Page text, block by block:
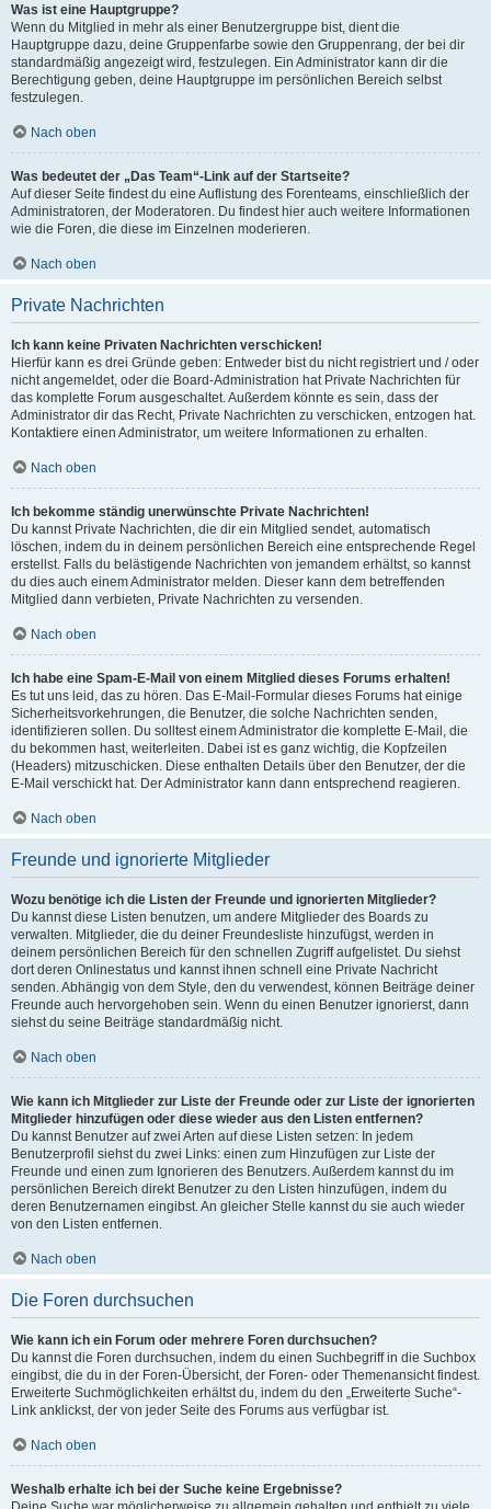
Was ist eine Hauptgruppe?
Wenn du Mitglied in mehr als einer Benutzergruppe bist, dient die
Hauptgruppe dazu, deine Gruppenfarbe sowie den Gruppenrang, der bei dir
standardmäßig angezeigt wird, festzulegen. Ein Administrator kann dir die
Berechtigung geben, deine Hauptgruppe im persönlichen Bereich selbst
festzulegen.
Nach oben
Was bedeutet der „Das Team“-Link auf der Startseite?
Auf dieser Seite findest du eine Auflistung des Forenteams, einschließlich der
Administratoren, der Moderatoren. Du findest hier auch weitere Informationen
wie die Foren, die diese im Einzelnen moderieren.
Nach oben
Private Nachrichten
Ich kann keine Privaten Nachrichten verschicken!
Hierfür kann es drei Gründe geben: Entweder bist du nicht registriert und / oder
nicht angemeldet, oder die Board-Administration hat Private Nachrichten für
das komplette Forum ausgeschaltet. Außerdem könnte es sein, dass der
Administrator dir das Recht, Private Nachrichten zu verschicken, entzogen hat.
Kontaktiere einen Administrator, um weitere Informationen zu erhalten.
Nach oben
Ich bekomme ständig unerwünschte Private Nachrichten!
Du kannst Private Nachrichten, die dir ein Mitglied sendet, automatisch
löschen, indem du in deinem persönlichen Bereich eine entsprechende Regel
erstellst. Falls du belästigende Nachrichten von jemandem erhältst, so kannst
du dies auch einem Administrator melden. Dieser kann dem betreffenden
Mitglied dann verbieten, Private Nachrichten zu versenden.
Nach oben
Ich habe eine Spam-E-Mail von einem Mitglied dieses Forums erhalten!
Es tut uns leid, das zu hören. Das E-Mail-Formular dieses Forums hat einige
Sicherheitsvorkehrungen, die Benutzer, die solche Nachrichten senden,
identifizieren sollen. Du solltest einem Administrator die komplette E-Mail, die
du bekommen hast, weiterleiten. Dabei ist es ganz wichtig, die Kopfzeilen
(Headers) mitzuschicken. Diese enthalten Details über den Benutzer, der die
E-Mail verschickt hat. Der Administrator kann dann entsprechend reagieren.
Nach oben
Freunde und ignorierte Mitglieder
Wozu benötige ich die Listen der Freunde und ignorierten Mitglieder?
Du kannst diese Listen benutzen, um andere Mitglieder des Boards zu
verwalten. Mitglieder, die du deiner Freundesliste hinzufügst, werden in
deinem persönlichen Bereich für den schnellen Zugriff aufgelistet. Du siehst
dort deren Onlinestatus und kannst ihnen schnell eine Private Nachricht
senden. Abhängig von dem Style, den du verwendest, können Beiträge deiner
Freunde auch hervorgehoben sein. Wenn du einen Benutzer ignorierst, dann
siehst du seine Beiträge standardmäßig nicht.
Nach oben
Wie kann ich Mitglieder zur Liste der Freunde oder zur Liste der ignorierten
Mitglieder hinzufügen oder diese wieder aus den Listen entfernen?
Du kannst Benutzer auf zwei Arten auf diese Listen setzen: In jedem
Benutzerprofil siehst du zwei Links: einen zum Hinzufügen zur Liste der
Freunde und einen zum Ignorieren des Benutzers. Außerdem kannst du im
persönlichen Bereich direkt Benutzer zu den Listen hinzufügen, indem du
deren Benutzernamen eingibst. An gleicher Stelle kannst du sie auch wieder
von den Listen entfernen.
Nach oben
Die Foren durchsuchen
Wie kann ich ein Forum oder mehrere Foren durchsuchen?
Du kannst die Foren durchsuchen, indem du einen Suchbegriff in die Suchbox
eingibst, die du in der Foren-Übersicht, der Foren- oder Themenansicht findest.
Erweiterte Suchmöglichkeiten erhältst du, indem du den „Erweiterte Suche“-
Link anklickst, der von jeder Seite des Forums aus verfügbar ist.
Nach oben
Weshalb erhalte ich bei der Suche keine Ergebnisse?